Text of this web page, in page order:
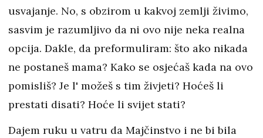
usvajanje. No, s obzirom u kakvoj zemlji živimo,
sasvim je razumljivo da ni ovo nije neka realna
opcija. Dakle, da preformuliram: što ako nikada
ne postaneš mama? Kako se osjećaš kada na ovo
pomisliš? Je l' možeš s tim živjeti? Hoćeš li
prestati disati? Hoće li svijet stati?
Dajem ruku u vatru da Majčinstvo i ne bi bila